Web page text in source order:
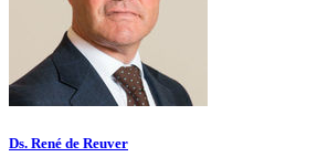
Ds. René de Reuver